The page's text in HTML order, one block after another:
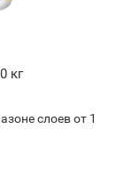
кг
слоев от 1